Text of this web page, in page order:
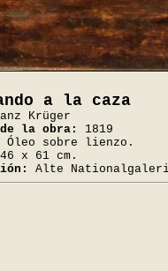
a la caza
Krüger
la obra:
1819
Óleo sobre lienzo.
46 x 61 cm.
Alte